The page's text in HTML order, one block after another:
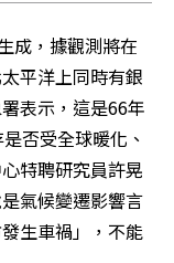
成，據觀測將在
平洋上同時有銀
表示，這是66年
否受全球暖化、
特聘研究員許晃
氣候變遷影響言
生車禍」，不能